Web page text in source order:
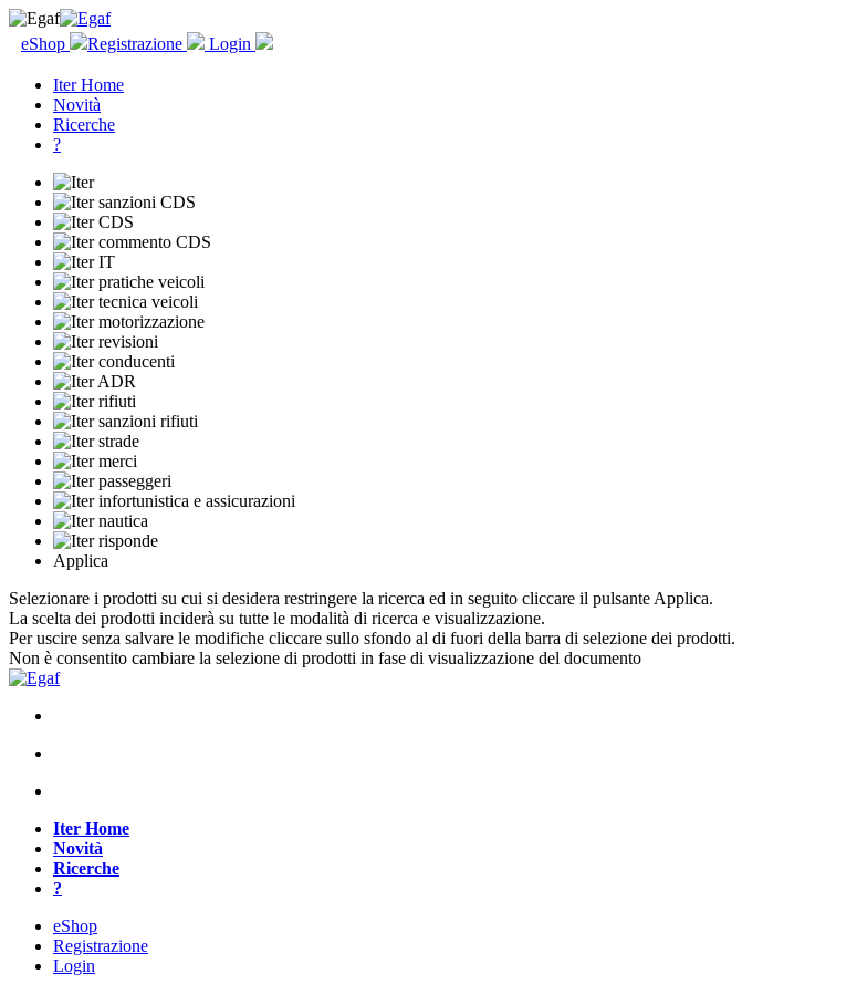
eShop Registrazione Login
Iter Home
Novità
Ricerche
?
Applica
Selezionare i prodotti su cui si desidera restringere la ricerca ed in seguito cliccare il pulsante Applica.
La scelta dei prodotti inciderà su tutte le modalità di ricerca e visualizzazione.
Per uscire senza salvare le modifiche cliccare sullo sfondo al di fuori della barra di selezione dei prodotti.
Non è consentito cambiare la selezione di prodotti in fase di visualizzazione del documento
Iter Home
Novità
Ricerche
?
eShop
Registrazione
Login